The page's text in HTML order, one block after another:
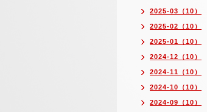
2025-03（10）
2025-02（10）
2025-01（10）
2024-12（10）
2024-11（10）
2024-10（10）
2024-09（10）